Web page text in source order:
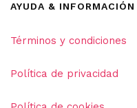
AYUDA & INFORMACIÓN
Términos y condiciones
Política de privacidad